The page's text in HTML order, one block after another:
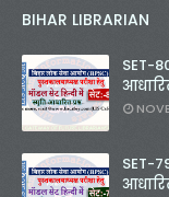
BIHAR LIBRARIAN
SET-
SET-